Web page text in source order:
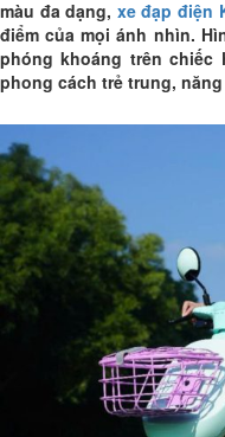
màu đa dạng, xe đạp điện
điểm của mọi ánh nhìn.
phóng khoáng trên
phong cách trẻ trung,